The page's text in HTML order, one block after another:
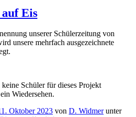
Eis
unserer Schülerzeitung von
unsere mehrfach ausgezeichnete
Schüler für dieses Projekt
Wiedersehen.
Oktober 2023 von D. Widmerunter